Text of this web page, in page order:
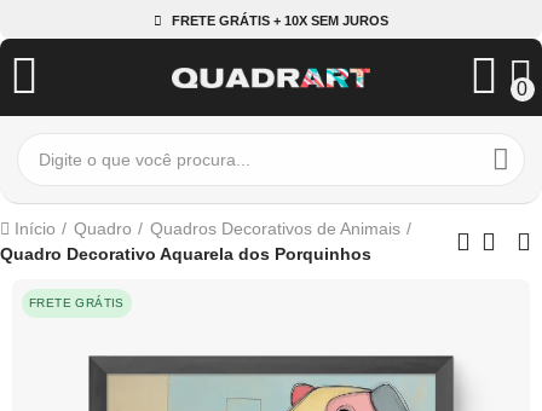
FRETE GRÁTIS + 10X SEM JUROS
0
Início Quadro
Quadros Decorativos de Animais
Quadro Decorativo Aquarela dos Porquinhos
FRETE GRÁTIS